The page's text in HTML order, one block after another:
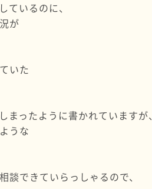
いるのに、
が
いた
ったように書かれていますが、
うな
できていらっしゃるので、